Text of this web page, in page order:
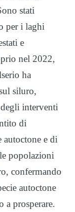
stati
per i laghi
e
nel 2022,
ha
siluro,
interventi
di
autoctone e di
popolazioni
confermando
autoctone
a prosperare.